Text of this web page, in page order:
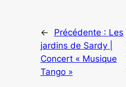
← Précédente : Les
jardins de Sardy |
Concert « Musique
Tango »